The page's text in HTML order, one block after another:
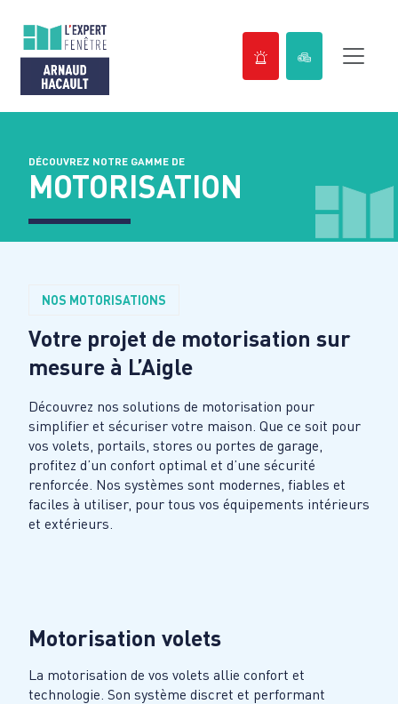
contenuDÉCOUVREZ NOTRE GAMME DE
MOTORISATION
NOS MOTORISATIONS
Votre projet de motorisation sur
mesure à L’Aigle
Découvrez nos solutions de motorisation pour
simplifier et sécuriser votre maison. Que ce soit pour
vos volets, portails, stores ou portes de garage,
profitez d’un confort optimal et d’une sécurité
renforcée. Nos systèmes sont modernes, fiables et
faciles à utiliser, pour tous vos équipements intérieurs
et extérieurs.
Motorisation volets
La motorisation de vos volets allie confort et
technologie. Son système discret et performant